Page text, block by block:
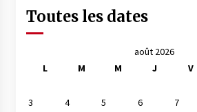
Toutes les dates
août 2026
L
M M J V
3
4 5 6 7